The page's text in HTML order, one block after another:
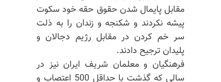
مقابل پایمال شدن حقوق حقه خود سکوت
پیشه نکردند و شکنجه و زندان را به ذلت
سر خم کردن در مقابل رژیم دجالان و
پلیدان ترجیح دادند.
فرهنگیان و معلمان شریف ایران نیز در
سالی که گذشت با حداقل 500 اعتصاب و